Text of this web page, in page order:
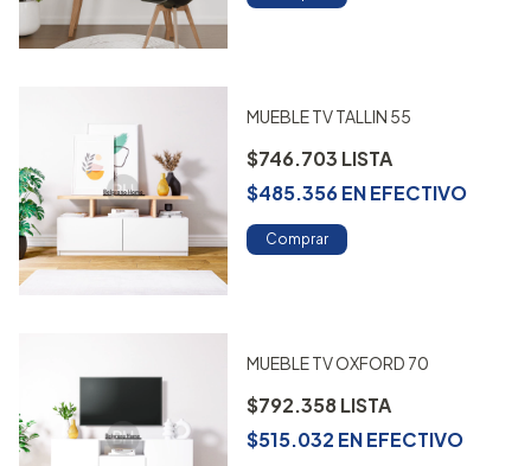
MUEBLE TV TALLIN 55
$746.703
$485.356ENEFECTIVO
Comprar
MUEBLE TV OXFORD 70
$792.358
$515.032 ENEFECTIVO